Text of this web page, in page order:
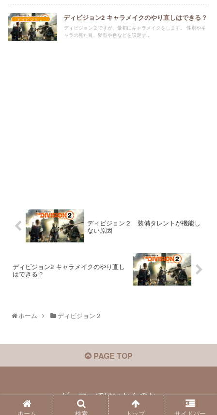
ディビジョン２ ディビジョン2 キャラメイクのやり直しはできる？
ディビジョン２ですが、最初にキャラメイクをします。 性別やキ
ャラの見た目、髪型や色などを設定す...
ディビジョン２ 装備タレントが機能し
ない原因
ディビジョン2 キャラメイクのやり直し
はできる？
ホーム ディビジョン２
PAGE TOP
ゲーマーではいかんのか
© 2016 ゲーマーではいかんのか.